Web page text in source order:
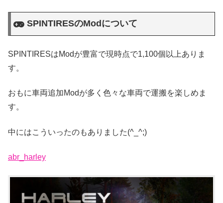
SPINTIRESのModについて
SPINTIRESはModが豊富で現時点で1,100個以上ありま
す。
おもに車両追加Modが多く色々な車両で運搬を楽しめま
す。
中にはこういったのもありました(^_^;)
abr_harley